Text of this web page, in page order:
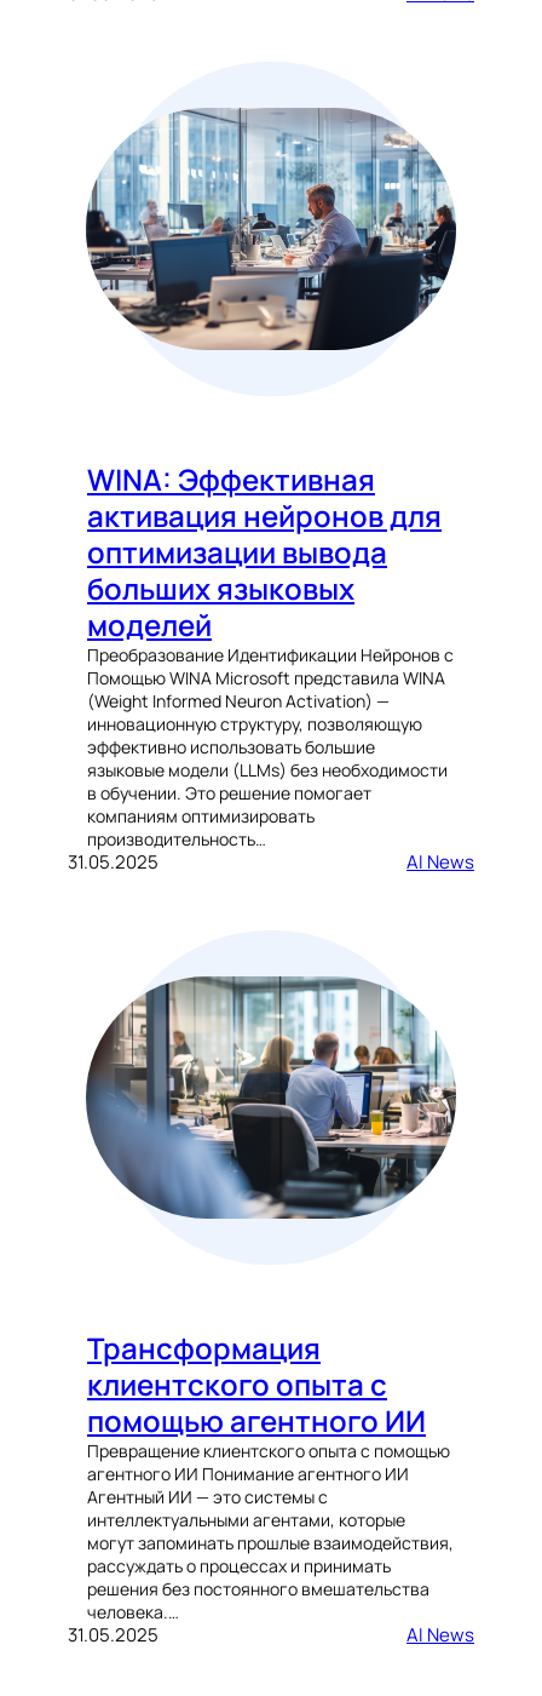
WINA: Эффективная
активация нейронов для
оптимизации вывода
больших языковых
моделей
Преобразование Идентификации Нейронов с
Помощью WINA Microsoft представила WINA
(Weight Informed Neuron Activation) —
инновационную структуру, позволяющую
эффективно использовать большие
языковые модели (LLMs) без необходимости
в обучении. Это решение помогает
компаниям оптимизировать
производительность…
31.05.2025 AI News
Трансформация
клиентского опыта с
помощью агентного ИИ
Превращение клиентского опыта с помощью
агентного ИИ Понимание агентного ИИ
Агентный ИИ — это системы с
интеллектуальными агентами, которые
могут запоминать прошлые взаимодействия,
рассуждать о процессах и принимать
решения без постоянного вмешательства
человека.…
31.05.2025 AI News